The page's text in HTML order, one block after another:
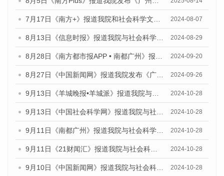
7月17日《南方+》报道我院和社会科学文献出版社联合发布《广州蓝皮书：广州数字经济发展报告（2024）》的媒体文章 2024-08-07
8月13日《信息时报》报道我院与社会科学文献出版社联合发布的《广州蓝皮书：广州国际商贸中心发展报告（2024）》媒体文章 2024-08-29
8月28日《南方都市报APP • 南都广州》报道我院发布《广州蓝皮书：广州城市国际化发展报告（2024）》的媒体文章 2024-09-20
8月27日《中国新闻网》报道我院发布《广州蓝皮书：广州创新型城市发展报告（2024）》的媒体文章 2024-09-26
9月13日《羊城晚报•羊城派》报道我院与社会科学文献出版社联合发布了《广州蓝皮书：广州金融发展报告（2024）》的媒体文章 2024-10-28
9月13日《中国社会科学网》报道我院与社会科学文献出版社联合发布了《广州蓝皮书：广州金融发展报告（2024）》的媒体文章 2024-10-28
9月11日《南都广州》报道我院与社会科学文献出版社联合发布了《广州蓝皮书：广州金融发展报告（2024）》的媒体文章 2024-10-28
9月11日《21财闻汇》报道我院与社会科学文献出版社联合发布了《广州蓝皮书：广州金融发展报告（2024）》的媒体文章 2024-10-28
9月10日《中国新闻网》报道我院与社会科学文献出版社联合发布了《广州蓝皮书：广州金融发展报告（2024）》的媒体文章 2024-10-28